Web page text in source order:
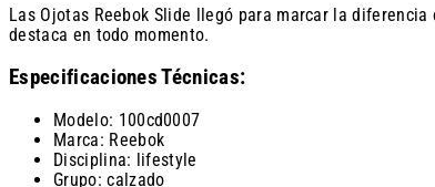
Las Ojotas Reebok Slide llegó para marcar la
destaca en todo momento.
Especificaciones Técnicas:
Modelo: 100cd0007
Marca: Reebok
Disciplina: lifestyle
Grupo: calzado